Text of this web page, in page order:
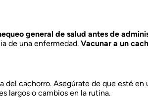
general de salud antes de
de una enfermedad. Vacunar a un
del cachorro. Asegúrate de que esté
largos o cambios en la rutina.